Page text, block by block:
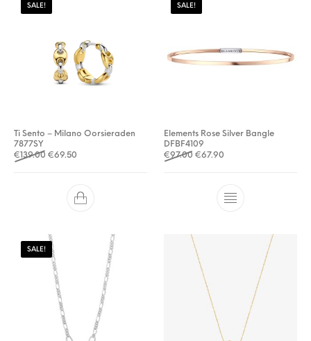
SALE!
Ti Sento – Milano Oorsieraden
7877SY
€139.00 Oorspronkelijke prijs was: €139.00.
€69.50 Huidige prijs is: €69.50.
SALE!
Elements Rose Silver Bangle
DFBF4109
€97.00 Oorspronkelijke prijs was:
€67.90
SALE!